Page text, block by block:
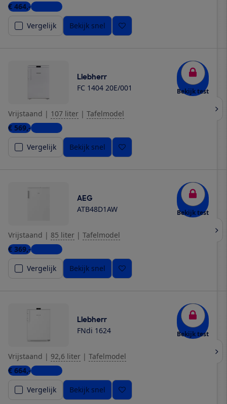
€ 464,-9 winkels
Vergelijk
Bekijk snel
Liebherr
FC 1404 20E/001 Bekijk test
Vrijstaand | 107 liter | Tafelmodel
€ 569,-9 winkels
Vergelijk
Bekijk snel
AEG
ATB48D1AW Bekijk test
Vrijstaand | 85 liter | Tafelmodel
€ 369,-3 winkels
Vergelijk
Bekijk snel
Liebherr
FNdi 1624 Bekijk test
Vrijstaand | 92,6 liter | Tafelmodel
€ 664,-8 winkels
Vergelijk
Bekijk snel